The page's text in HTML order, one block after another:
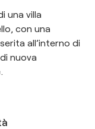
una villa
con una
all’interno di
nuova